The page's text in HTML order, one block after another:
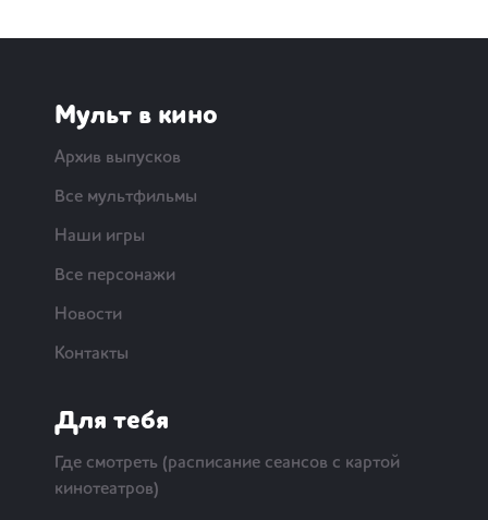
Мульт в кино
Архив выпусков
Все мультфильмы
Наши игры
Все персонажи
Новости
Контакты
Для тебя
Где смотреть (расписание сеансов с картой
кинотеатров)